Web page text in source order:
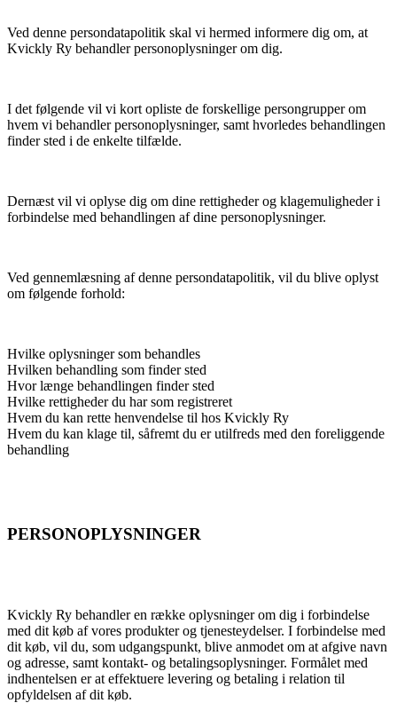
Ved denne persondatapolitik skal vi hermed informere dig om, at
Kvickly Ry behandler personoplysninger om dig.
I det følgende vil vi kort opliste de forskellige persongrupper om
hvem vi behandler personoplysninger, samt hvorledes behandlingen
finder sted i de enkelte tilfælde.
Dernæst vil vi oplyse dig om dine rettigheder og klagemuligheder i
forbindelse med behandlingen af dine personoplysninger.
Ved gennemlæsning af denne persondatapolitik, vil du blive oplyst
om følgende forhold:
Hvilke oplysninger som behandles
Hvilken behandling som finder sted
Hvor længe behandlingen finder sted
Hvilke rettigheder du har som registreret
Hvem du kan rette henvendelse til hos Kvickly Ry
Hvem du kan klage til, såfremt du er utilfreds med den foreliggende
behandling
PERSONOPLYSNINGER
Kvickly Ry behandler en række oplysninger om dig i forbindelse
med dit køb af vores produkter og tjenesteydelser. I forbindelse med
dit køb, vil du, som udgangspunkt, blive anmodet om at afgive navn
og adresse, samt kontakt- og betalingsoplysninger. Formålet med
indhentelsen er at effektuere levering og betaling i relation til
opfyldelsen af dit køb.